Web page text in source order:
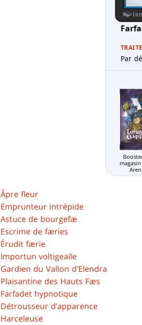
Par
Âpre fleur
Emprunteur intrépide
Astuce de bourgefæ
Escrime de færies
Érudit færie
Importun voltigeaile
Gardien du Vallon d’Elendra
Plaisantine des Hauts Fæs
Farfadet hypnotique
Détrousseur d’apparence
Harceleuse